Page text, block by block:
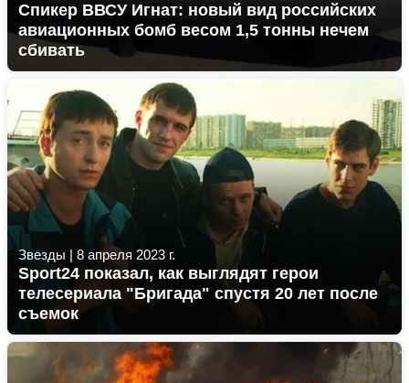
Спикер ВВСУ Игнат: новый вид российских
авиационных бомб весом 1,5 тонны нечем
сбивать
Звезды | 8 апреля 2023 г.
Sport24 показал, как выглядят герои
телесериала "Бригада" спустя 20 лет после
съемок